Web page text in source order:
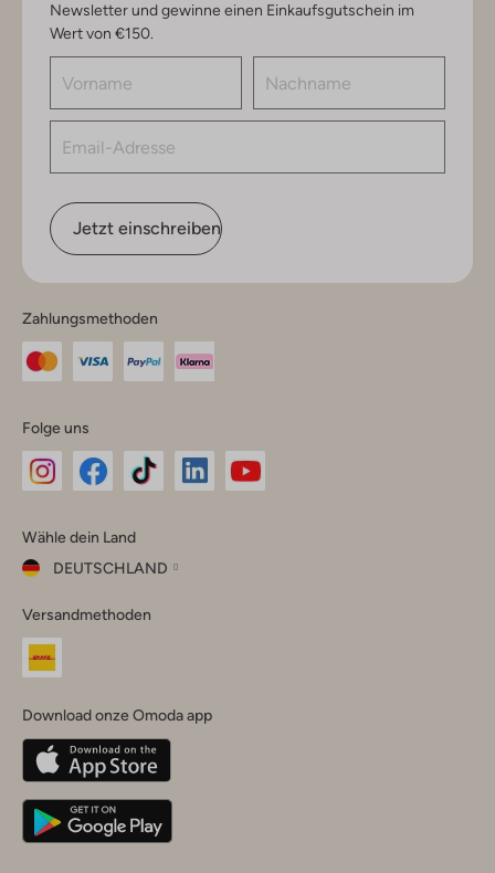
Newsletter und gewinne einen Einkaufsgutschein im
Wert von €150.
Jetzt einschreiben
Zahlungsmethoden
Folge uns
Instagram
Facebook
TikTok
Wähle dein Land
DEUTSCHLAND
dein
Land
Belgique(Français)
Deutschland
Versandmethoden
Download onze Omoda app